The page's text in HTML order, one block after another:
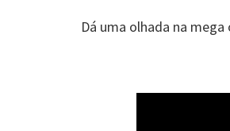
Dá uma olhada na